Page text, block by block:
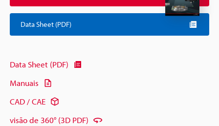
Data Sheet (PDF)
Data Sheet (PDF)
Manuais
CAD / CAE
visão de 360° (3D PDF)